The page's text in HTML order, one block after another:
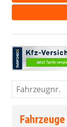
Fahrzeugnr.
Fahrzeuge